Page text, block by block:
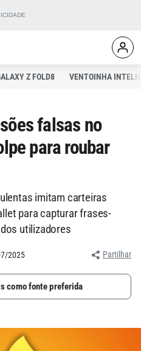
Z FOLD8 VENTOINHA
falsas no
para roubar
imitam carteiras
para capturar frases-
utilizadores
2025 Partilhar
como fonte preferida